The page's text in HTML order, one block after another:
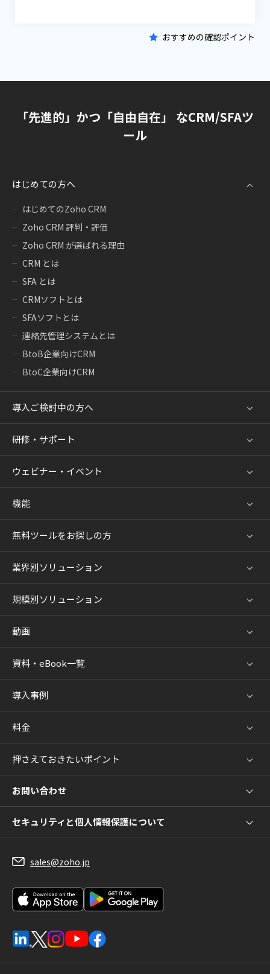
おすすめの確認ポイント
「先進的」かつ「自由自在」 なCRM/SFAツ
ール
はじめての方へ
はじめてのZoho CRM
Zoho CRM 評判・評価
Zoho CRM が選ばれる理由
CRM とは
SFA とは
CRMソフトとは
SFAソフトとは
連絡先管理システムとは
BtoB企業向けCRM
BtoC企業向けCRM
導入ご検討中の方へ
研修・サポート
ウェビナー・イベント
機能
無料ツールをお探しの方
業界別ソリューション
規模別ソリューション
動画
資料・eBook一覧
導入事例
料金
押さえておきたいポイント
お問い合わせ
セキュリティと個人情報保護について
sales@zoho.jp